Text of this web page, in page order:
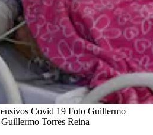
Covid 19 Foto Guillermo
Guillermo Torres Reina